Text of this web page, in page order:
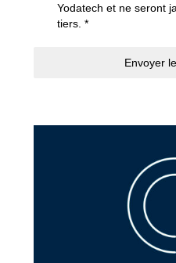
Yodatech et ne seront
tiers. *
Envoyer